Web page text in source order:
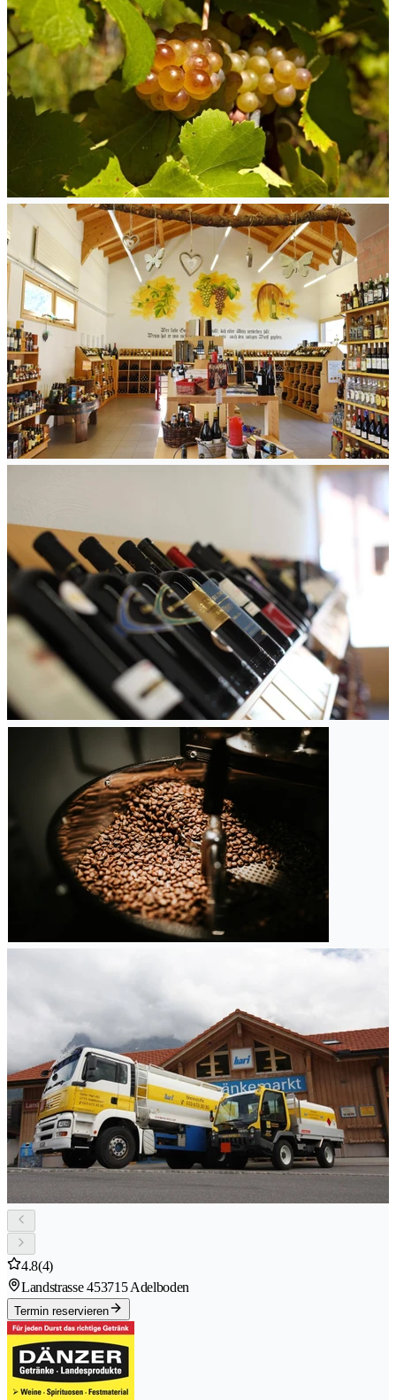
4.8(4)
Landstrasse 453715 Adelboden
Termin reservieren